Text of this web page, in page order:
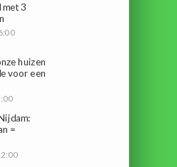
met 3
huizen
voor een
=